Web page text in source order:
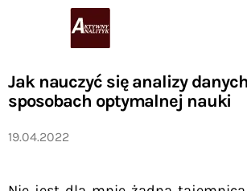
Jak nauczyć się analizy
sposobach optymalnej nauki
19.04.2022